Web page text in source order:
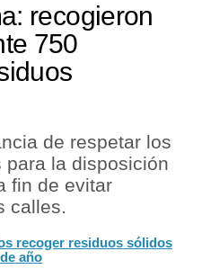
recogieron
750
de respetar los
para la disposición
fin de evitar
calles.
recoger residuos sólidos
año